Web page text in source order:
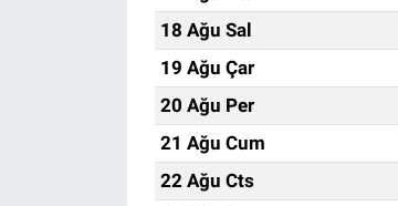
18 Ağu Sal
19 Ağu Çar
20 Ağu Per
21 Ağu Cum
22 Ağu Cts